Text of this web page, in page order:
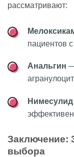
рассматривают:
пациентов
Анальгин
Нимесулид
Заключение:
выбора